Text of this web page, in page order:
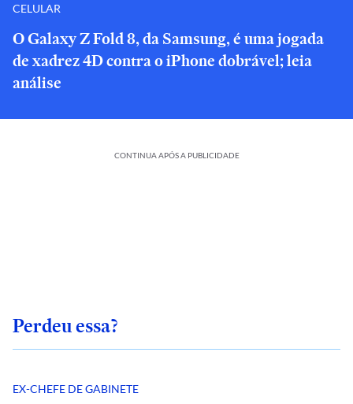
CELULAR
O Galaxy Z Fold 8, da Samsung, é uma jogada
de xadrez 4D contra o iPhone dobrável; leia
análise
CONTINUA APÓS A PUBLICIDADE
Perdeu essa?
EX-CHEFE DE GABINETE